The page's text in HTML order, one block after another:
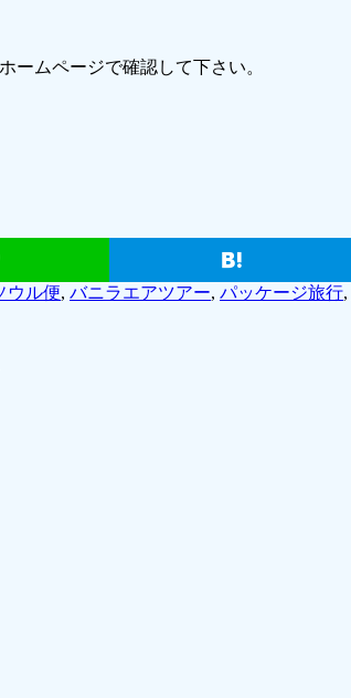
ームページで確認して下さい。
ウル便, バニラエアツアー, パッケージ旅行,